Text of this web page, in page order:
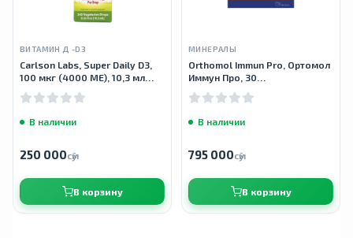
ВИТАМИН Д -D3
Carlson Labs, Super Daily D3,
100 мкг (4000 МЕ), 10,3 мл
(0,35 жидк. Унции)
В наличии
250 000сӯм
В корзину
МИНЕРАЛЫ
Orthomol Immun Pro, Ортомол
Иммун Про, 30
порошок+капсула
В наличии
795 000сӯм
В корзину